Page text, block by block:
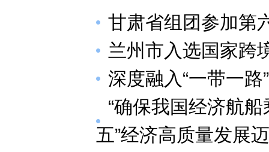
甘肃省组团参加第
兰州市入选国家跨
深度融入“一带一
“确保我国经济航
五”经济高质量发展